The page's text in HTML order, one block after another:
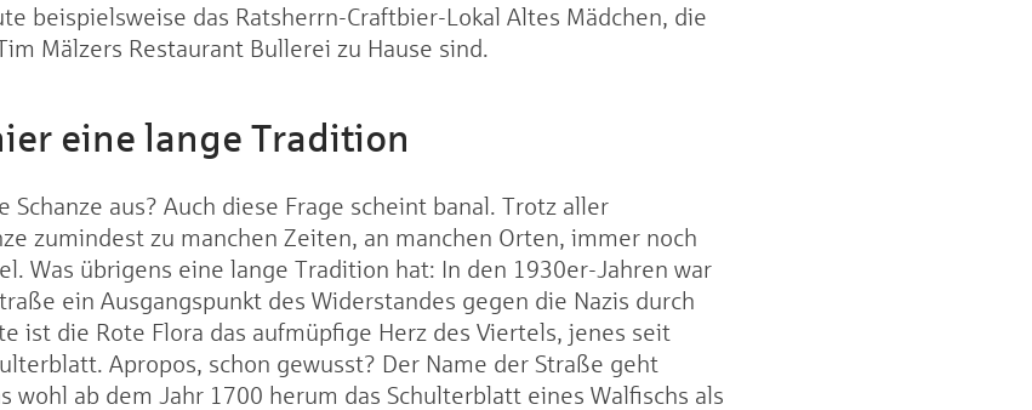
beispielsweise das Ratsherrn-Craftbier-Lokal Altes Mädchen, die
Mälzers Restaurant Bullerei zu Hause sind.
eine lange Tradition
Schanze aus? Auch diese Frage scheint banal. Trotz aller
zumindest zu manchen Zeiten, an manchen Orten, immer noch
Was übrigens eine lange Tradition hat: In den 1930er-Jahren war
ein Ausgangspunkt des Widerstandes gegen die Nazis durch
ist die Rote Flora das aufmüpfige Herz des Viertels, jenes seit
Apropos, schon gewusst? Der Name der Straße geht
wohl ab dem Jahr 1700 herum das Schulterblatt eines Walfischs als